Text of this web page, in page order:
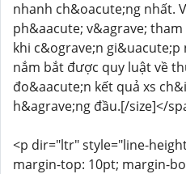
nhanh ch&oacute;ng nhất.
ph&aacute; v&agrave;
khi c&ograve;n
nắm bắt được quy luật về
đo&aacute;n kết quả xs
h&agrave;ng đầu.[/size]</
<p dir="ltr" style="line-
margin-top: 10pt; margin-